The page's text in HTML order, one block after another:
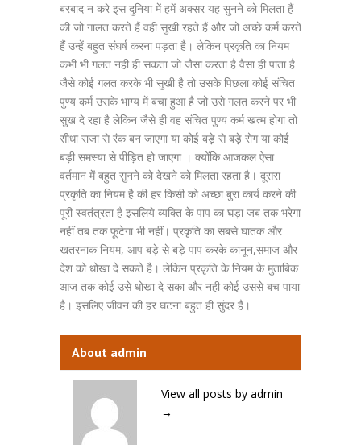
बरबाद न करे इस दुनिया में हमें अक्सर यह सुनने को मिलता हैं
की जो गालत करते हैं वही सुखी रहते हैं और जो अच्छे कर्म करते
हैं उन्हें बहुत संघर्ष करना पड़ता है। लेकिन प्रकृति का नियम
कभी भी गलत नही ही सकता जो जैसा करता है वैसा ही पाता है
जैसे कोई गलत करके भी सुखी है तो उसके पिछला कोई संचित
पुण्य कर्म उसके भाग्य में बचा हुआ है जो उसे गलत करने पर भी
सुख दे रहा है लेकिन जैसे ही वह संचित पुण्य कर्म खत्म होगा तो
सीधा राजा से रंक बन जाएगा या कोई बड़े से बड़े रोग या कोई
बड़ी समस्या से पीड़ित हो जाएगा । क्योंकि आजकल ऐसा
वर्तमान में बहुत सुनने को देखने को मिलता रहता है। दूसरा
प्रकृति का नियम है की हर किसी को अच्छा बुरा कार्य करने की
पूरी स्वतंत्रता है इसलिये व्यक्ति के पाप का घड़ा जब तक भरेगा
नहीं तब तक फूटेगा भी नहीं। प्रकृति का सबसे घातक और
खतरनाक नियम, आप बड़े से बड़े पाप करके कानून,समाज और
देश को धोखा दे सकते है। लेकिन प्रकृति के नियम के मुताबिक
आज तक कोई उसे धोखा दे सका और नही कोई उससे बच पाया
है। इसलिए जीवन की हर घटना बहुत ही सुंदर है।
About admin
View all posts by admin
→